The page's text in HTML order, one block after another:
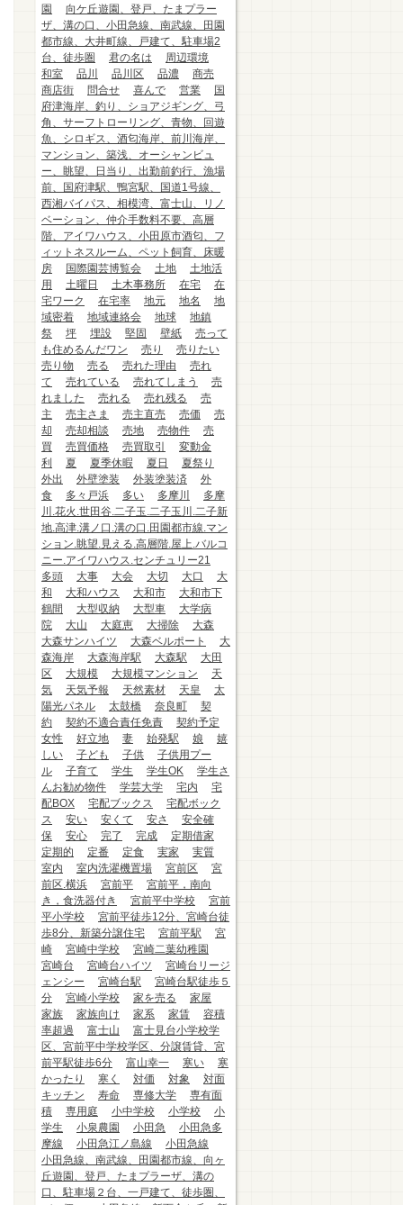
園
向ケ丘遊園、登戸、たまプラー
ザ、溝の口、小田急線、南武線、田園
都市線、大井町線、戸建て、駐車場2
台、徒歩圏
君の名は
周辺環境
和室
品川 品川区 品濃
商売
商店街
問合せ 喜んで 営業
国
府津海岸、釣り、ショアジギング、弓
角、サーフトローリング、青物、回遊
魚、シロギス、酒匂海岸、前川海岸、
マンション、築浅、オーシャンビュ
ー、眺望、日当り、出勤前釣行、漁場
前、国府津駅、鴨宮駅、国道1号線、
西湘バイパス、相模湾、富士山、リノ
ベーション、仲介手数料不要、高層
階、アイワハウス、小田原市酒匂、フ
ィットネスルーム、ペット飼育、床暖
房
国際園芸博覧会 土地
土地活
用
土曜日 土木事務所 在宅
在
宅ワーク
在宅率 地元 地名
地
域密着
地域連絡会 地球
地鎮
祭
坪 埋設 堅固 壁紙
売って
も住めるんだワン
売り
売りたい
売り物
売る 売れた理由
売れ
て
売れている 売れてしまう
売
れました
売れる 売れ残る
売
主
売主さま 売主直売 売価
売
却
売却相談 売地 売物件
売
買
売買価格 売買取引
変動金
利
夏 夏季休暇 夏日
夏祭り
外出
外壁塗装 外装塗装済
外
食
多々戸浜 多い 多摩川
多摩
川.花火.世田谷.二子玉.二子玉川.二子新
地.高津.溝ノ口.溝の口.田園都市線.マン
ション.眺望.見える.高層階.屋上.バルコ
ニー.アイワハウス.センチュリー21
多頭
大事 大会 大切 大口
大
和
大和ハウス 大和市
大和市下
鶴間
大型収納 大型車
大学病
院
大山 大庭恵 大掃除
大森
大森サンハイツ
大森ベルポート
大
森海岸
大森海岸駅 大森駅
大田
区
大規模 大規模マンション
天
気
天気予報 天然素材 天皇
太
陽光パネル
太鼓橋 奈良町
契
約
契約不適合責任免責
契約予定
女性
好立地 妻 始発駅 娘
嬉
しい
子ども 子供
子供用プー
ル
子育て 学生 学生OK
学生さ
んお勧め物件
学芸大学 宅内
宅
配BOX
宅配ブックス
宅配ボック
ス
安い 安くて 安さ
安全確
保
安心 完了 完成
定期借家
定期的
定番 定食 実家
実質
室内
室内洗濯機置場 宮前区
宮
前区.横浜
宮前平
宮前平，南向
き，食洗器付き
宮前平中学校
宮前
平小学校
宮前平徒歩12分、宮崎台徒
歩8分、新築分譲住宅
宮前平駅
宮
崎
宮崎中学校
宮崎二葉幼稚園
宮崎台
宮崎台ハイツ
宮崎台リージ
ェンシー
宮崎台駅
宮崎台駅徒歩５
分
宮崎小学校 家を売る
家屋
家族
家族向け 家系 家賃
容積
率超過
富士山
富士見台小学校学
区、宮前平中学校学区、分譲賃貸、宮
前平駅徒歩6分
富山幸一 寒い
寒
かったり
寒く 対価 対象
対面
キッチン
寿命 専修大学
専有面
積
専用庭 小中学校 小学校
小
学生
小泉農園 小田急
小田急多
摩線
小田急江ノ島線
小田急線
小田急線、南武線、田園都市線、向ヶ
丘遊園、登戸、たまプラーザ、溝の
口、駐車場２台、一戸建て、徒歩圏、